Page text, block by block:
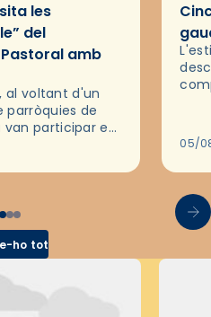
les
del
amb
al voltant d'un
de
van participar en
organitzades
05/
ho tot